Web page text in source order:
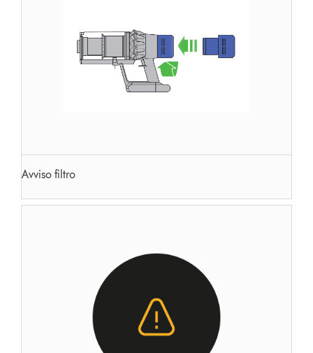
Avviso filtro